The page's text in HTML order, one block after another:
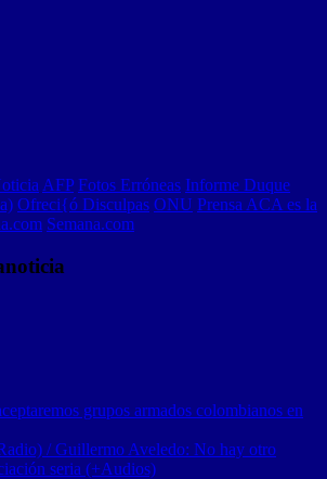
AFP Fotos Erróneas Informe Duque
Ofreci{ó Disculpas ONU Prensa ACA es la
Semana.com
grupos armados colombianos en
/ Guillermo Aveledo: No hay otro
seria (+Audios)